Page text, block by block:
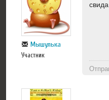
Мышулька
Участник